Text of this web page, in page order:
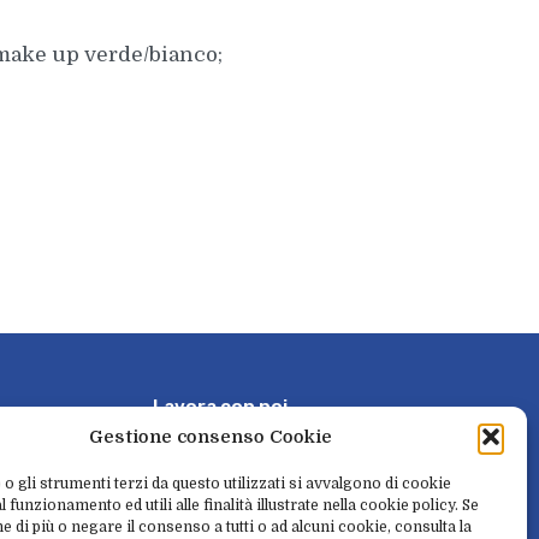
Gestione consenso Cookie
o gli strumenti terzi da questo utilizzati si avvalgono di cookie
funzionamento ed utili alle finalità illustrate nella cookie policy. Se
di più o negare il consenso a tutti o ad alcuni cookie, consulta la
up verde/bianco;
Lavoraconnoi
Pr enotaeritira